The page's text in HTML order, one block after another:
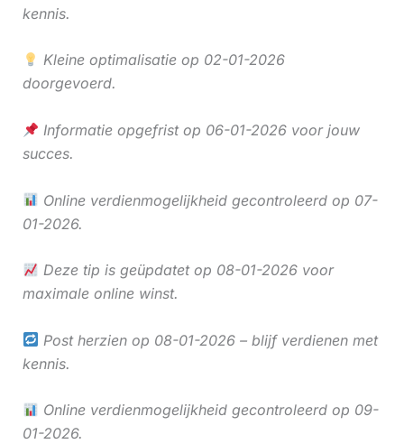
kennis.
Kleine optimalisatie op 02-01-2026
doorgevoerd.
Informatie opgefrist op 06-01-2026 voor jouw
succes.
Online verdienmogelijkheid gecontroleerd op 07-
01-2026.
Deze tip is geüpdatet op 08-01-2026 voor
maximale online winst.
Post herzien op 08-01-2026 – blijf verdienen met
kennis.
Online verdienmogelijkheid gecontroleerd op 09-
01-2026.